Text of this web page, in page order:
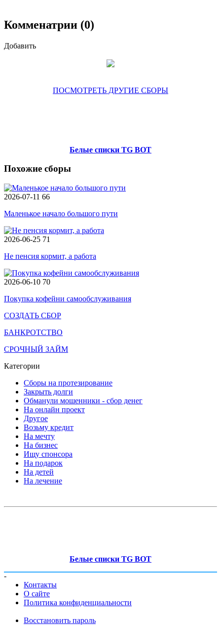
Комменатрии (0)
Добавить
ПОСМОТРЕТЬ ДРУГИЕ СБОРЫ
Белые списки TG BOT
Похожие сборы
2026-07-11 66
Маленькое начало большого пути
2026-06-25 71
Не пенсия кормит, а работа
2026-06-10 70
Покупка кофейни самообслуживания
СОЗДАТЬ СБОР
БАНКРОТСТВО
СРОЧНЫЙ ЗАЙМ
Категории
Сборы на протезирование
Закрыть долги
Обманули мошенники - сбор денег
На онлайн проект
Другое
Возьму кредит
На мечту
На бизнес
Ищу спонсора
На подарок
На детей
На лечение
Белые списки TG BOT
-
Контакты
О сайте
Политика конфиденциальности
Восстановить пароль